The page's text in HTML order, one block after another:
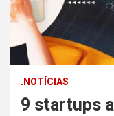
.NOTÍCIAS
9 startups